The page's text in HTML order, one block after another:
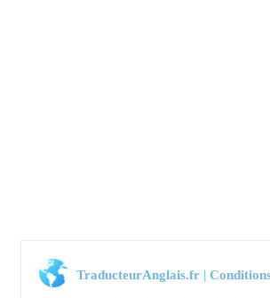
TraducteurAnglais.fr |